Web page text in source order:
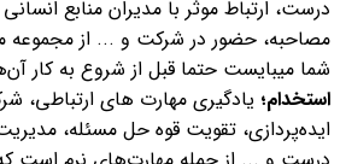
درست، ارتباط موثر با مدیران منابع
مصاحبه، حضور در شرکت و ... از مجموعه
شما میبایست حتما قبل از شروع به کار
استخدام؛ یادگیری مهارت های ارتباطی،
ایده‌پردازی، تقویت قوه حل مسئله،